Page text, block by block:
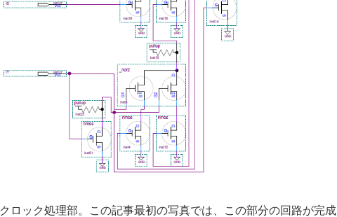
クロック処理部。この記事最初の写真では、この部分の回路が完成